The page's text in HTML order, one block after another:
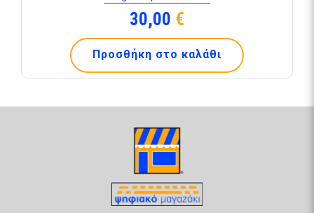
30,00 €
Προσθήκη στο καλάθι